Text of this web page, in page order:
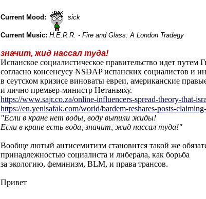
Current Mood: sick
Current Music: H.E.R.R. - Fire and Glass: A London Tradegy
значит, жид нассал туда!
Испанское социалистическое правительство идeт путем
согласно консенсусу NSDAPиспанских социалистов и
в сеутском кризисе виноваты евреи, американские
и лично премьер-министр Нетаньяху.
https://www.sajr.co.za/online-influencers-spread-theory-that-
https://en.yenisafak.com/world/bardem-reshares-posts-
"Если в кране нет воды, воду выпили жиды!
Если в кране есть вода, значит, жид нассал туда!"
Вообще лютый антисемитизм становится такой же
принадлежностью социалиста и либерала, как борьба
за экологию, феминизм, BLM, и права трансов.
Привет